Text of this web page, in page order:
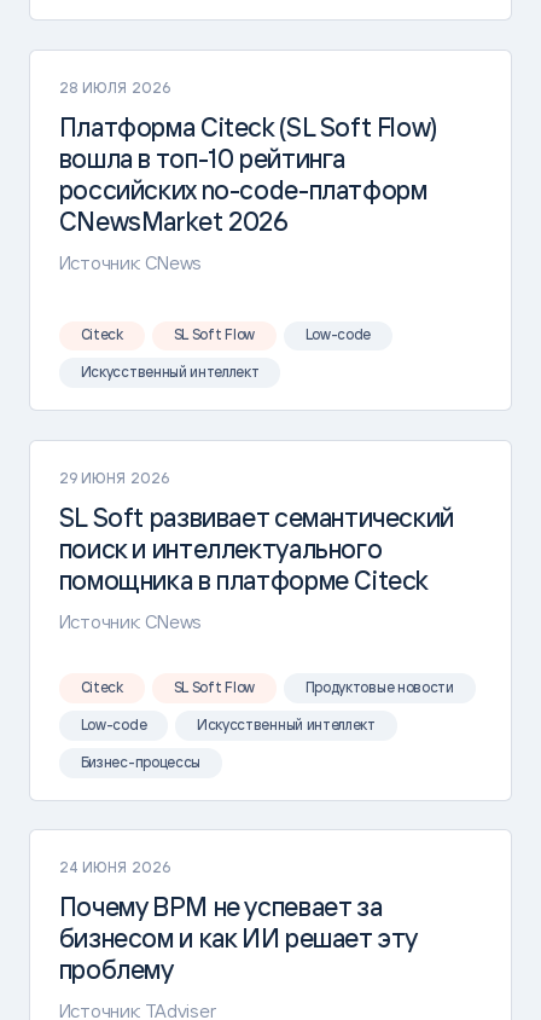
28 ИЮЛЯ 2026
Платформа Citeck (SL Soft Flow)
вошла в топ-10 рейтинга
российских no-code-платформ
CNewsMarket 2026
Источник: CNews
Citeck SL Soft Flow Low-code
Искусственный интеллект
29 ИЮНЯ 2026
SL Soft развивает семантический
поиск и интеллектуального
помощника в платформе Citeck
Источник: CNews
Citeck SL Soft Flow Продуктовые новости
Low-code Искусственный интеллект
Бизнес-процессы
24 ИЮНЯ 2026
Почему BPM не успевает за
бизнесом и как ИИ решает эту
проблему
Источник: TAdviser